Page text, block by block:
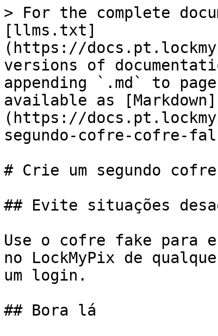
> For the complete
[llms.txt]
(https://
versions of
appending `.md` to
available as [Markdown]
(https://
segundo-cofre-cofre-
# Crie um segundo
## Evite situações
Use o cofre fake para
no LockMyPix de
um login.
## Bora lá